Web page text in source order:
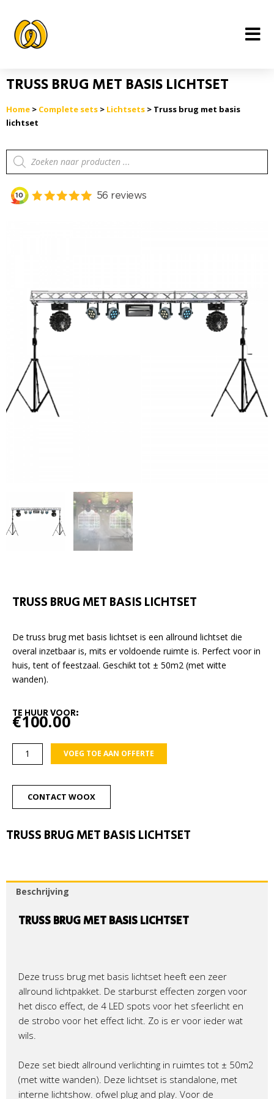
inhoud
TRUSS BRUG MET BASIS LICHTSET
Home > Complete sets > Lichtsets > Truss brug met basis
lichtset
Producten
zoeken
TRUSS BRUG MET BASIS LICHTSET
De truss brug met basis lichtset is een allround lichtset die
overal inzetbaar is, mits er voldoende ruimte is. Perfect voor in
huis, tent of feestzaal. Geschikt tot ± 50m2 (met witte
wanden).
TE HUUR VOOR:
€100.00
Truss
brug
basis
lichtset
VOEG TOE AAN OFFERTE
CONTACT WOOX
TRUSS BRUG MET BASIS LICHTSET
Beschrijving
TRUSS BRUG MET BASIS LICHTSET
Deze truss brug met basis lichtset heeft een zeer
allround lichtpakket. De starburst effecten zorgen voor
het disco effect, de 4 LED spots voor het sfeerlicht en
de strobo voor het effect licht. Zo is er voor ieder wat
wils.
Deze set biedt allround verlichting in ruimtes tot ± 50m2
(met witte wanden). Deze lichtset is standalone, met
interne lichtshow. ofwel plug and play. Voor de